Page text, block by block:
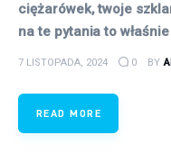
ciężarówek, twoje
na te pytania to
7 LISTOPADA, 2024 0 BY
READ MORE